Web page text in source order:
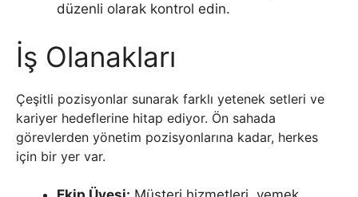
düzenli olarak kontrol edin.
İş Olanakları
Çeşitli pozisyonlar sunarak farklı yetenek setleri ve
kariyer hedeflerine hitap ediyor. Ön sahada
görevlerden yönetim pozisyonlarına kadar, herkes
için bir yer var.